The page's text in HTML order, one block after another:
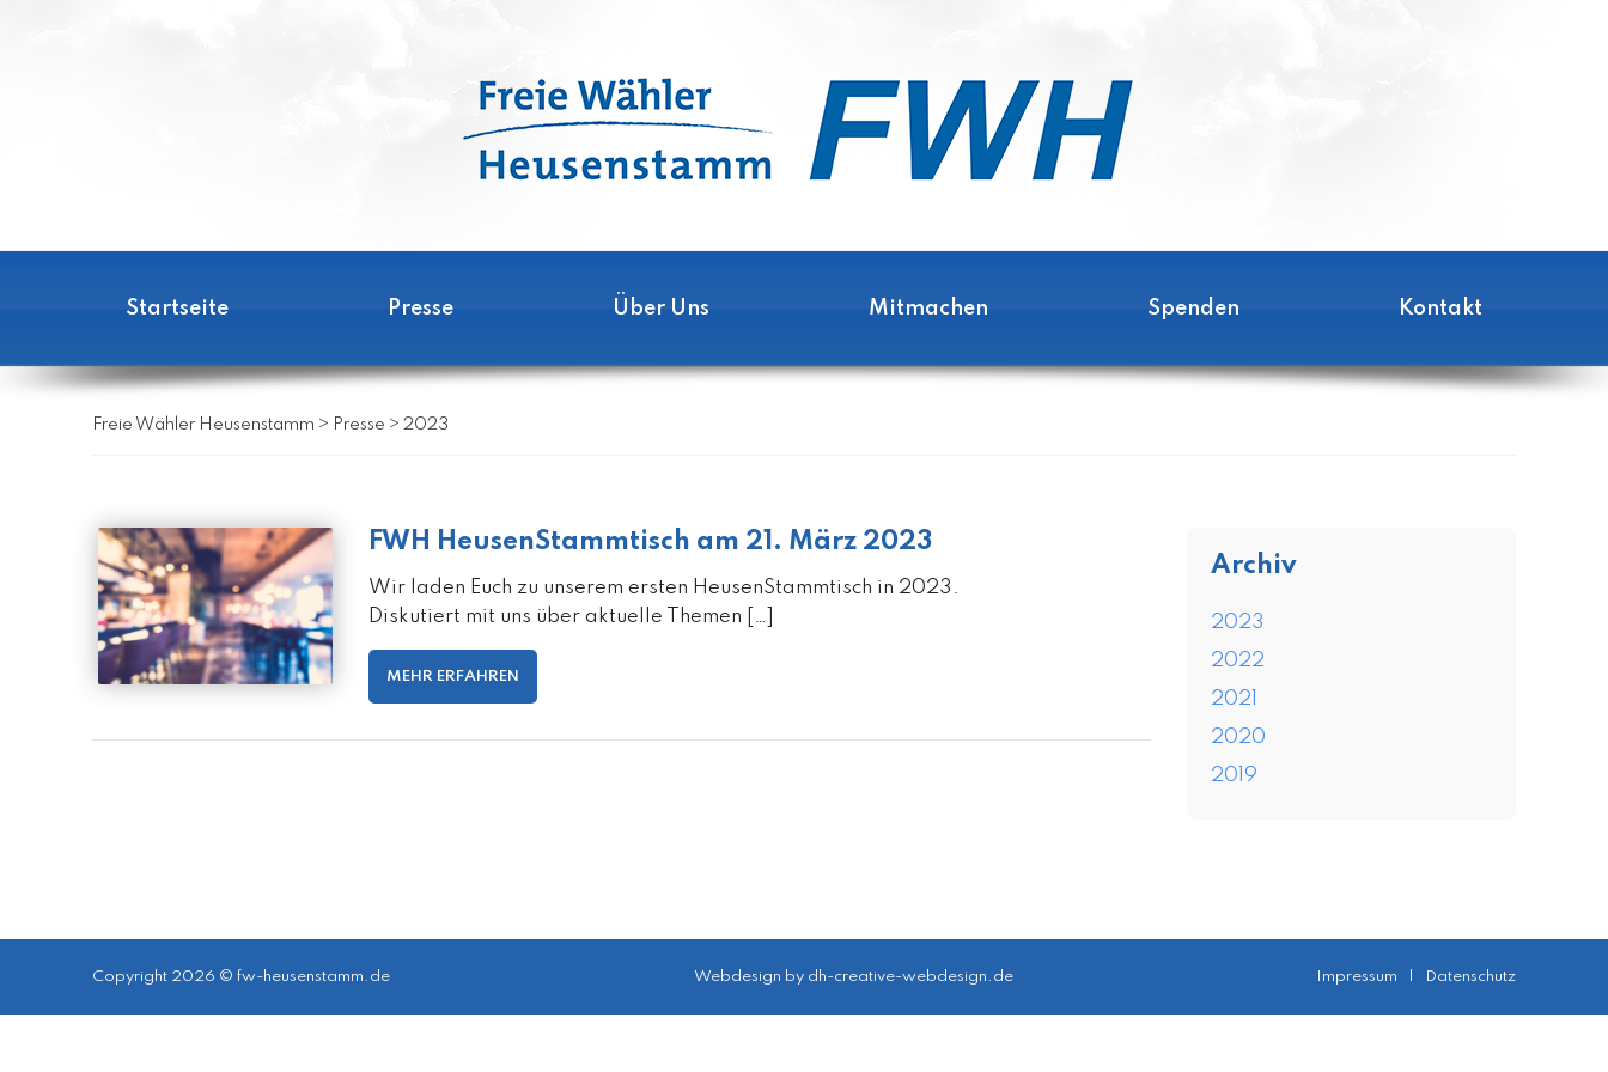
Startseite Presse Über Uns Mitmachen Spenden Kontakt
Freie Wähler Heusenstamm > Presse > 2023
FWH HeusenStammtisch am 21. März 2023
Wir laden Euch zu unserem ersten HeusenStammtisch in 2023.
Diskutiert mit uns über aktuelle Themen […]
MEHR ERFAHREN
Archiv
2023
2022
2021
2020
2019
Copyright 2026 © fw-heusenstamm.de Webdesign by dh-creative-webdesign.de Impressum Datenschutz